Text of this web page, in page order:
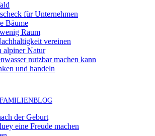
für Unternehmen
Bäume
Raum
vereinen
alpiner Natur
nutzbar machen kann
und handeln
der Geburt
eine Freude machen